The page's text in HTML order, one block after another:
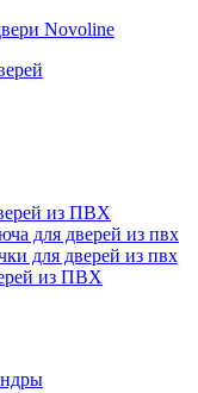
Novoline
из ПВХ
для дверей из пвх
для дверей из пвх
из ПВХ